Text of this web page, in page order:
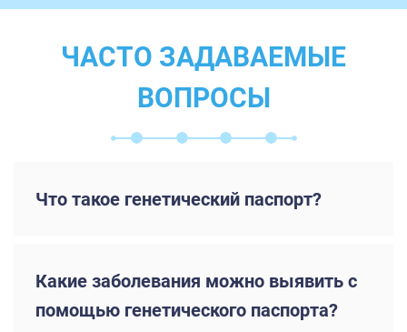
ЧАСТО ЗАДАВАЕМЫЕ
ВОПРОСЫ
Что такое генетический паспорт?
Какие заболевания можно выявить с
помощью генетического паспорта?